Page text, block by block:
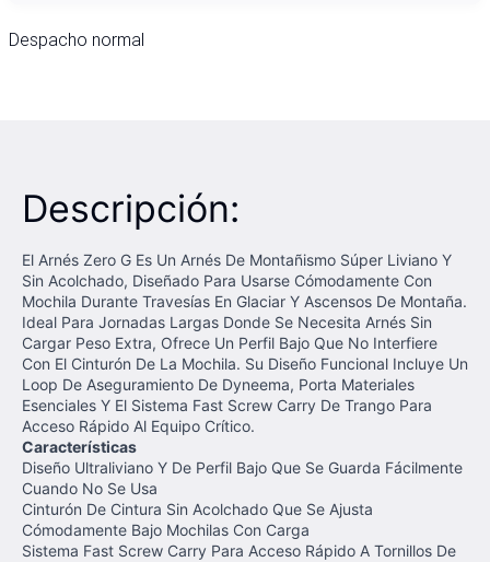
Despacho normal
Descripción:
El Arnés Zero G Es Un Arnés De Montañismo Súper Liviano Y
Sin Acolchado, Diseñado Para Usarse Cómodamente Con
Mochila Durante Travesías En Glaciar Y Ascensos De Montaña.
Ideal Para Jornadas Largas Donde Se Necesita Arnés Sin
Cargar Peso Extra, Ofrece Un Perfil Bajo Que No Interfiere
Con El Cinturón De La Mochila. Su Diseño Funcional Incluye Un
Loop De Aseguramiento De Dyneema, Porta Materiales
Esenciales Y El Sistema Fast Screw Carry De Trango Para
Acceso Rápido Al Equipo Crítico.
Características
Diseño Ultraliviano Y De Perfil Bajo Que Se Guarda Fácilmente
Cuando No Se Usa
Cinturón De Cintura Sin Acolchado Que Se Ajusta
Cómodamente Bajo Mochilas Con Carga
Sistema Fast Screw Carry Para Acceso Rápido A Tornillos De